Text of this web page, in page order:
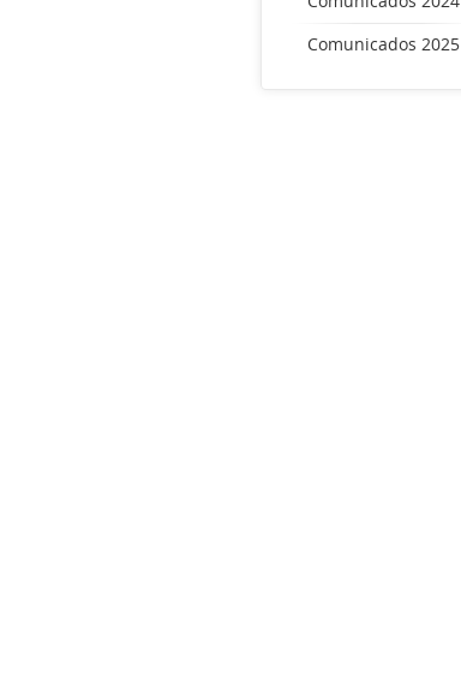
Comunicados 2025